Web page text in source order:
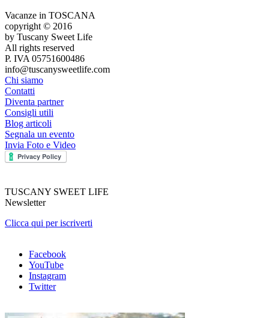
Vacanze in TOSCANA
copyright © 2016
by Tuscany Sweet Life
All rights reserved
P. IVA 05751600486
info@tuscanysweetlife.com
Chi siamo
Contatti
Diventa partner
Consigli utili
Blog articoli
Segnala un evento
Invia Foto e Video
TUSCANY SWEET LIFE
Newsletter
Clicca qui per iscriverti
Facebook
YouTube
Instagram
Twitter